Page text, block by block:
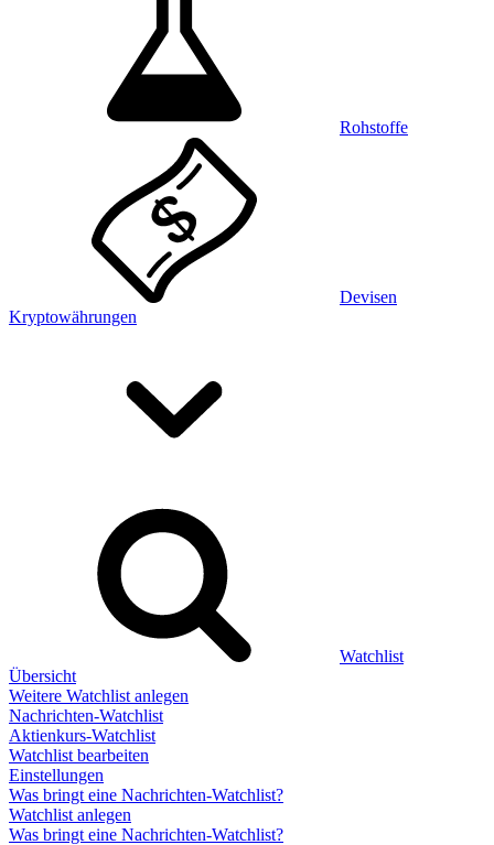
Rohstoffe
Devisen
Kryptowährungen
Watchlist
Übersicht
Weitere Watchlist anlegen
Nachrichten-Watchlist
Aktienkurs-Watchlist
Watchlist bearbeiten
Einstellungen
Was bringt eine Nachrichten-Watchlist?
Watchlist anlegen
Was bringt eine Nachrichten-Watchlist?